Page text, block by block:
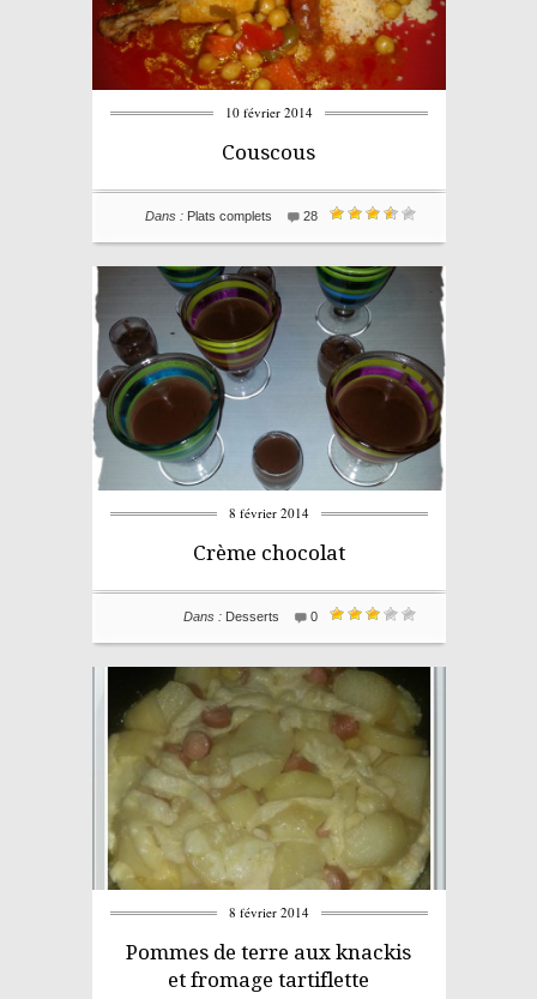
10 février 2014
Couscous
28
Dans : Plats complets
8 février 2014
Crème chocolat
0
Dans : Desserts
8 février 2014
Pommes de terre aux knackis
et fromage tartiflette